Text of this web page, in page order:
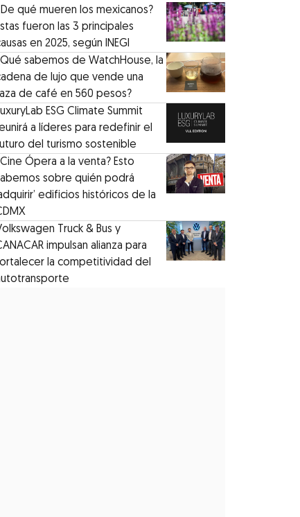
qué mueren los mexicanos?
fueron las 3 principales
en 2025, según INEGI
sabemos de WatchHouse, la
de lujo que vende una
de café en 560 pesos?
ESG Climate Summit
a líderes para redefinir el
del turismo sostenible
Ópera a la venta? Esto
sobre quién podrá
edificios históricos de la
Truck & Bus y
impulsan alianza para
la competitividad del